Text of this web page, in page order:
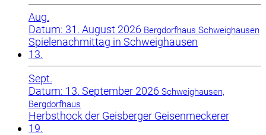
Aug.
Datum: 31. August 2026 Bergdorfhaus Schweighausen
Spielenachmittag in Schweighausen
13.
Sept.
Datum: 13. September 2026 Schweighausen,
Bergdorfhaus
Herbsthock der Geisberger Geisenmeckerer
19.